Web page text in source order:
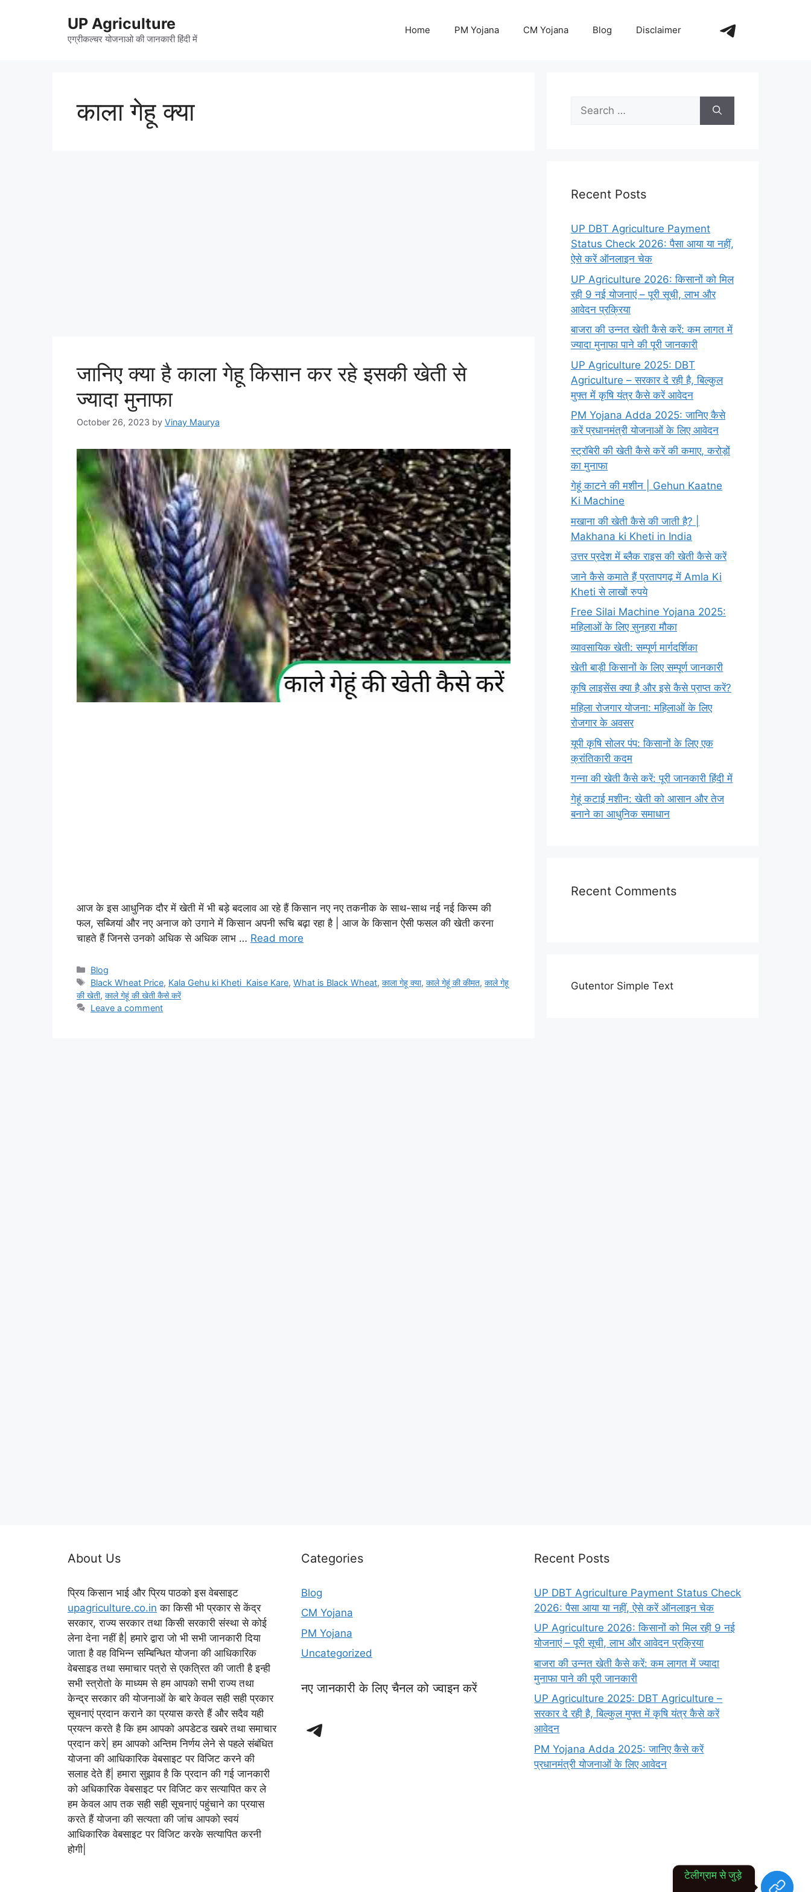
UP Agriculture
एग्रीकल्चर योजनाओ की जानकारी हिंदी में
Home PM Yojana CM Yojana Blog Disclaimer https://t.me/
काला गेहू क्या
जानिए क्या है काला गेहू किसान कर रहे इसकी खेती से
ज्यादा मुनाफा
October 26, 2023 by Vinay Maurya
आज के इस आधुनिक दौर में खेती में भी बड़े बदलाव आ रहे हैं किसान नए नए तकनीक के साथ-साथ नई नई किस्म की
फल, सब्जियां और नए अनाज को उगाने में किसान अपनी रूचि बढ़ा रहा है | आज के किसान ऐसी फसल की खेती करना
चाहते हैं जिनसे उनको अधिक से अधिक लाभ … Read more
Categories
Blog
Tags
Black Wheat Price, Kala Gehu ki Kheti Kaise Kare,What is Black Wheat,काला गेहू क्या,काले गेहूं की कीमत,काले गेहू
की खेती, काले गेहूं की खेती कैसे करें
Leave a comment
Search
for:
Recent Posts
UP DBT Agriculture Payment
Status Check 2026: पैसा आया या नहीं,
ऐसे करें ऑनलाइन चेक
UP Agriculture 2026: किसानों को मिल
रही 9 नई योजनाएं – पूरी सूची, लाभ और
आवेदन प्रक्रिया
बाजरा की उन्नत खेती कैसे करें: कम लागत में
ज्यादा मुनाफा पाने की पूरी जानकारी
UP Agriculture 2025: DBT
Agriculture – सरकार दे रही है, बिल्कुल
मुफ्त में कृषि यंत्र कैसे करें आवेदन
PM Yojana Adda 2025: जानिए कैसे
करें प्रधानमंत्री योजनाओं के लिए आवेदन
स्ट्रॉबेरी की खेती कैसे करें की कमाए, करोड़ों
का मुनाफा
गेहूं काटने की मशीन | Gehun Kaatne
Ki Machine
मखाना की खेती कैसे की जाती है? |
Makhana ki Kheti in India
उत्तर प्रदेश में ब्लैक राइस की खेती कैसे करें
जाने कैसे कमाते हैं प्रतापगढ़ में Amla Ki
Kheti से लाखों रुपये
Free Silai Machine Yojana 2025:
महिलाओं के लिए सुनहरा मौका
व्यावसायिक खेती: सम्पूर्ण मार्गदर्शिका
खेती बाड़ी किसानों के लिए सम्पूर्ण जानकारी
कृषि लाइसेंस क्या है और इसे कैसे प्राप्त करें?
महिला रोजगार योजना: महिलाओं के लिए
रोजगार के अवसर
यूपी कृषि सोलर पंप: किसानों के लिए एक
क्रांतिकारी कदम
गन्ना की खेती कैसे करें: पूरी जानकारी हिंदी में
गेहूं कटाई मशीन: खेती को आसान और तेज
बनाने का आधुनिक समाधान
Recent Comments
Gutentor Simple Text
About Us
प्रिय किसान भाई और प्रिय पाठको इस वेबसाइट
upagriculture.co.in का किसी भी प्रकार से केंद्र
सरकार, राज्य सरकार तथा किसी सरकारी संस्था से कोई
लेना देना नहीं है| हमारे द्वारा जो भी सभी जानकारी दिया
जाता है वह विभिन्न सम्बिन्धित योजना की आधिकारिक
वेबसाइड तथा समाचार पत्रो से एकत्रित की जाती है इन्ही
सभी स्त्रोतो के माध्यम से हम आपको सभी राज्य तथा
केन्द्र सरकार की योजनाओं के बारे केवल सही सही प्रकार
सूचनाएं प्रदान कराने का प्रयास करते हैं और सदैव यही
प्रयत्न करते है कि हम आपको अपडेटड खबरे तथा समाचार
प्रदान करे| हम आपको अन्तिम निर्णय लेने से पहले संबंधित
योजना की आधिकारिक वेबसाइट पर विजिट करने की
सलाह देते हैं| हमारा सुझाव है कि प्रदान की गई जानकारी
को अधिकारिक वेबसाइट पर विजिट कर सत्यापित कर ले
हम केवल आप तक सही सही सूचनाएं पहुंचाने का प्रयास
करते हैं योजना की सत्यता की जांच आपको स्वयं
आधिकारिक वेबसाइट पर विजिट करके सत्यापित करनी
होगी|
Categories
Blog
CM Yojana
PM Yojana
Uncategorized
नए जानकारी के लिए चैनल को ज्वाइन करें
Telegram
Recent Posts
UP DBT Agriculture Payment Status Check
2026: पैसा आया या नहीं, ऐसे करें ऑनलाइन चेक
UP Agriculture 2026: किसानों को मिल रही 9 नई
योजनाएं – पूरी सूची, लाभ और आवेदन प्रक्रिया
बाजरा की उन्नत खेती कैसे करें: कम लागत में ज्यादा
मुनाफा पाने की पूरी जानकारी
UP Agriculture 2025: DBT Agriculture –
सरकार दे रही है, बिल्कुल मुफ्त में कृषि यंत्र कैसे करें
आवेदन
PM Yojana Adda 2025: जानिए कैसे करें
प्रधानमंत्री योजनाओं के लिए आवेदन
टेलीग्राम से जुड़े